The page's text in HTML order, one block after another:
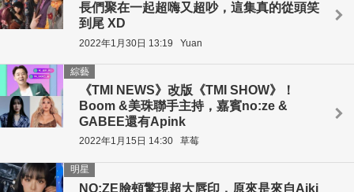
長們聚在一起超嗨又超吵，這集真的從頭笑
到尾 XD
2022年1月30日 13:19 Yuan
《TMI NEWS》改版《TMI SHOW》！
Boom &美珠聯手主持，嘉賓no:ze &
GABEE還有Apink
綜藝
2022年1月15日 14:30 草莓
NO:ZE臉頰驚現超大唇印，原來是來自Aiki
明星